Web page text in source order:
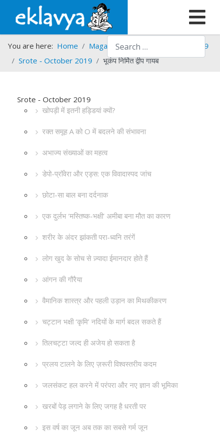
Search
You are here: Home Magazines Srote
Srote - 2019
Srote - October 2019
भूकंप निर्मित द्वीप गायब
Srote - October 2019
खोपड़ी में इतनी हड्डियां क्यों?
रक्त समूह A को O में बदलने की संभावना
अभाज्य संख्याओं का महत्व
डेपो-प्रॉवेरा और एड्स: एक विवादास्पद जांच
छोटा-सा बाल बना दर्दनाक
एक दुर्लभ ‘मस्तिष्क-भक्षी’ अमीबा बना मौत का कारण
शरीर के अंदर झांकती परा-ध्वनि तरंगें
लोग खुद के सोच से ज़्यादा ईमानदार होते हैं
आंगन की गौरैया
वैमानिक शास्त्र और पहली उड़ान का मिथकीकरण
चट्टान भक्षी ‘कृमि’ नदियों के मार्ग बदल सकते हैं
तिलचट्टा जल्द ही अजेय हो सकता है
प्रलय टालने के लिए ज़रूरी विश्वस्तरीय कदम
जलसंकट हल करने में परंपरा और नए ज्ञान की भूमिका
खरबों पेड़ लगाने के लिए जगह है धरती पर
इस वर्ष का जून अब तक का सबसे गर्म जून